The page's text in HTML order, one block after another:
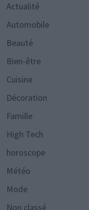
Actualité
Automobile
Beauté
Bien-être
Cuisine
Décoration
Famille
High Tech
horoscope
Météo
Mode
Non classé